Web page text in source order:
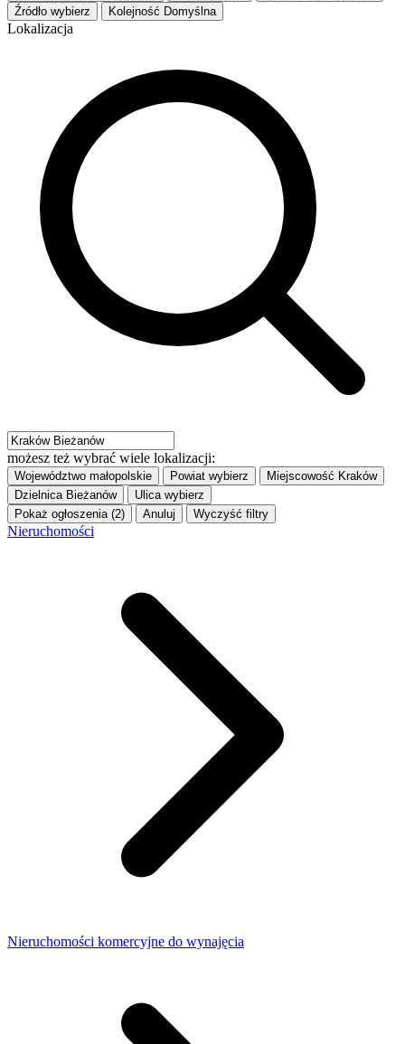
Źródło wybierz Kolejność Domyślna
Lokalizacja
możesz też wybrać wiele lokalizacji:
Województwo małopolskie Powiat wybierz Miejscowość Kraków
Dzielnica Bieżanów Ulica wybierz
Pokaż ogłoszenia (2)
Anuluj Wyczyść filtry
Nieruchomości
Nieruchomości komercyjne do wynajęcia